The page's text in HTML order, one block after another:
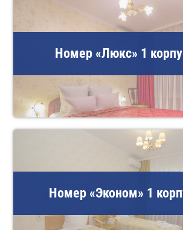
Номер «Люкс» 1
Номер «Эконом» 1